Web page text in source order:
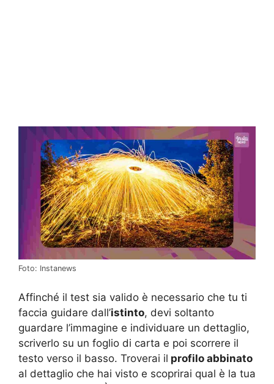
Foto: Instanews
Affinché il test sia valido è necessario che tu ti
faccia guidare dall’istinto, devi soltanto
guardare l’immagine e individuare un dettaglio,
scriverlo su un foglio di carta e poi scorrere il
testo verso il basso. Troverai il profilo abbinato
al dettaglio che hai visto e scoprirai qual è la tua